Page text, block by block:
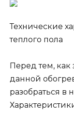
Технические
теплого пола
Перед тем,
данной
разобраться в